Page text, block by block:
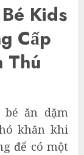
Kids
Cấp
Thú
ăn dặm
khăn khi
để có một